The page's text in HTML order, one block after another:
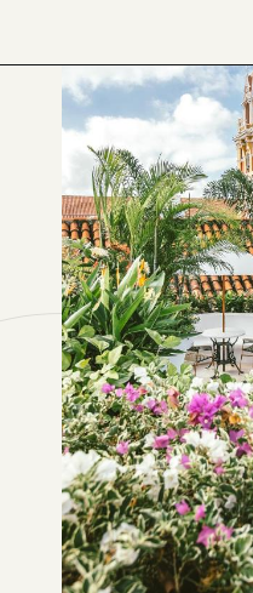
Opening